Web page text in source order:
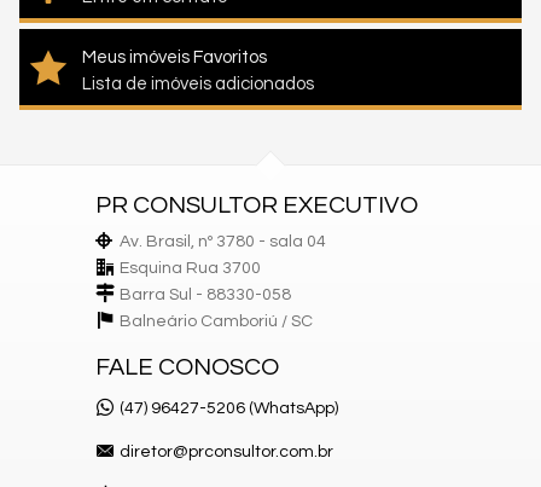
Meus imóveis Favoritos
Lista de imóveis adicionados
PR CONSULTOR EXECUTIVO
Av. Brasil, nº 3780 - sala 04
Esquina Rua 3700
Barra Sul - 88330-058
Balneário Camboriú / SC
FALE CONOSCO
(47) 96427-5206 (WhatsApp)
diretor@prconsultor.com.br